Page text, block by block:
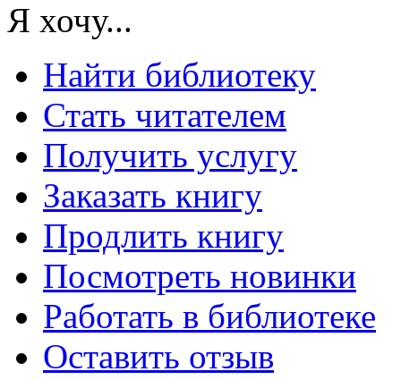
Я хочу...
Найти библиотеку
Стать читателем
Получить услугу
Заказать книгу
Продлить книгу
Посмотреть новинки
Работать в библиотеке
Оставить отзыв